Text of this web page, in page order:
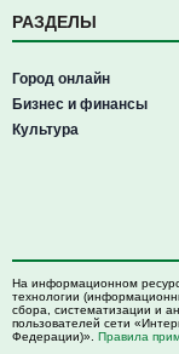
РАЗДЕЛЫ
Город онлайн
Бизнес и финансы
Культура
На информационном
технологии
сбора, систематизации и
пользователей сети
Федерации)». Правила